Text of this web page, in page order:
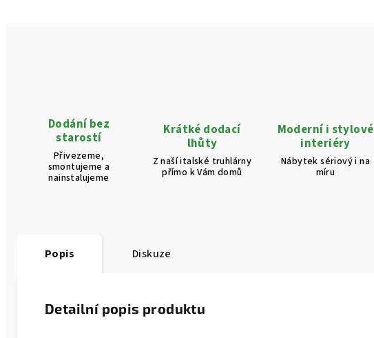
Dodání bez
starostí
Přivezeme,
smontujeme a
nainstalujeme
Krátké dodací
lhůty
Z naší italské truhlárny
přímo k Vám domů
Moderní i stylové
interiéry
Nábytek sériový i na
míru
Popis Diskuze
Detailní popis produktu